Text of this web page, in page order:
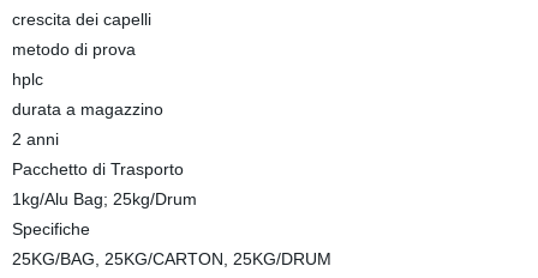
crescita dei capelli
metodo di prova
hplc
durata a magazzino
2 anni
Pacchetto di Trasporto
1kg/Alu Bag; 25kg/Drum
Specifiche
25KG/BAG, 25KG/CARTON, 25KG/DRUM